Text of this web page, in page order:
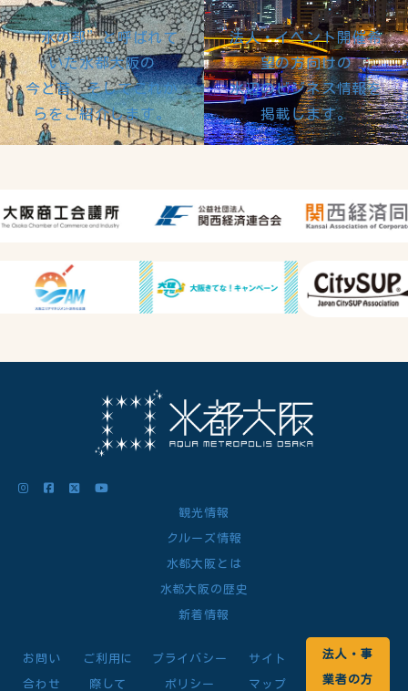
“水の都”と呼ばれて
いた水都大阪の
今と昔、そしてこれか
らをご紹介します。
法人・イベント開催希
望の方向けの
水辺のビジネス情報を
掲載します。
観光情報
クルーズ情報
水都大阪とは
水都大阪の歴史
新着情報
お問い
合わせ
ご利用に
際して
プライバシー
ポリシー
サイト
マップ
法人・事
業者の方